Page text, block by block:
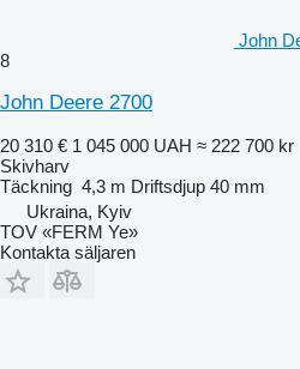
John
8
John Deere 2700
20 310 € 1 045 000 UAH ≈ 222 700 kr
Skivharv
Täckning 4,3 m Driftsdjup 40 mm
Ukraina, Kyiv
TOV «FERM Ye»
Kontakta säljaren